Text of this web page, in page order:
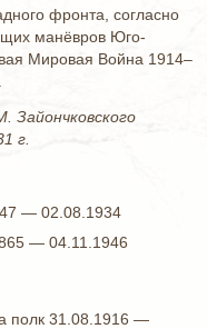
фронта, согласно
манёвров Юго-
Мировая Война 1914–
Зайончковского
г.
— 02.08.1934
— 04.11.1946
полк 31.08.1916 —